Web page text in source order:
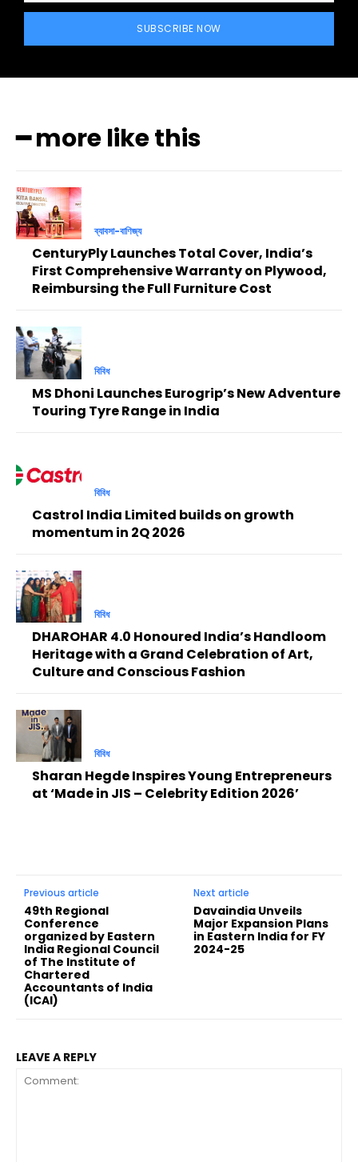
SUBSCRIBE NOW
━ more like this
ব্যাবসা-বাণিজ্য
CenturyPly Launches Total Cover, India’s
First Comprehensive Warranty on Plywood,
Reimbursing the Full Furniture Cost
বিবিধ
MS Dhoni Launches Eurogrip’s New Adventure
Touring Tyre Range in India
বিবিধ
Castrol India Limited builds on growth
momentum in 2Q 2026
বিবিধ
DHAROHAR 4.0 Honoured India’s Handloom
Heritage with a Grand Celebration of Art,
Culture and Conscious Fashion
বিবিধ
Sharan Hegde Inspires Young Entrepreneurs
at ‘Made in JIS – Celebrity Edition 2026’
Previous article
49th Regional
Conference
organized by Eastern
India Regional Council
of The Institute of
Chartered
Accountants of India
(ICAI)
Next article
Davaindia Unveils
Major Expansion Plans
in Eastern India for FY
2024-25
LEAVE A REPLY